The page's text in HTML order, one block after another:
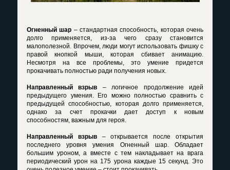
Огненный шар – стандартная способность, которая очень
долго применяется, из-за чего сразу становится
малополезной. Впрочем, люди могут использовать фишку с
правой кнопкой мыши, которая сбивает анимацию.
Несмотря на все проблемы, это умение придется
прокачивать полностью ради получения новых.
Направленный взрыв – логичное продолжение идей
предыдущего умения. Его можно полностью сравнить с
предыдущей способностью, которая долго применяется,
однако за счет прокачки дает доступ к новым
способностям, важным для героя.
Направленный взрыв– открывается после открытия
последнего уровня умения Огненный шар. Обладает
большим уроном, а вместе с тем накладывает на врага
периодический урон на 175 урона каждые 15 секунд. Это